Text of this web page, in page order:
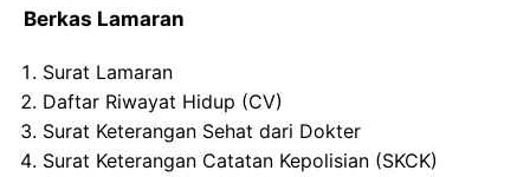
Berkas Lamaran
Surat Lamaran
Daftar Riwayat Hidup (CV)
Surat Keterangan Sehat dari Dokter
Surat Keterangan Catatan Kepolisian (SKCK)